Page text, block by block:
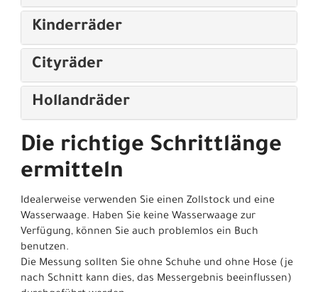
Kinderräder
Cityräder
Hollandräder
Die richtige Schrittlänge
ermitteln
Idealerweise verwenden Sie einen Zollstock und eine
Wasserwaage. Haben Sie keine Wasserwaage zur
Verfügung, können Sie auch problemlos ein Buch
benutzen.
Die Messung sollten Sie ohne Schuhe und ohne Hose (je
nach Schnitt kann dies, das Messergebnis beeinflussen)